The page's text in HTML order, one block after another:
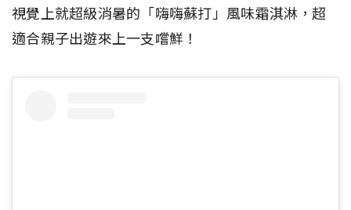
視覺上就超級消暑的「嗨嗨蘇打」風味霜淇淋，超
適合親子出遊來上一支嚐鮮！